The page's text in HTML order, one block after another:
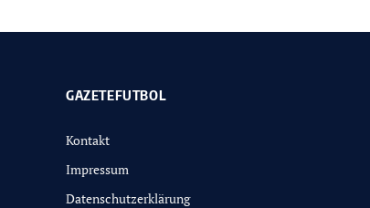
GAZETEFUTBOL
Kontakt
Impressum
Datenschutzerklärung